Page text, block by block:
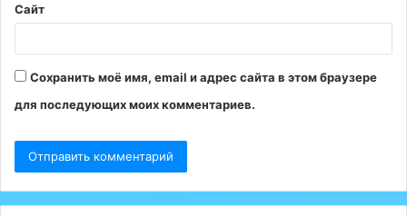
Сайт
Сохранить моё имя, email и адрес сайта в этом браузере
для последующих моих комментариев.